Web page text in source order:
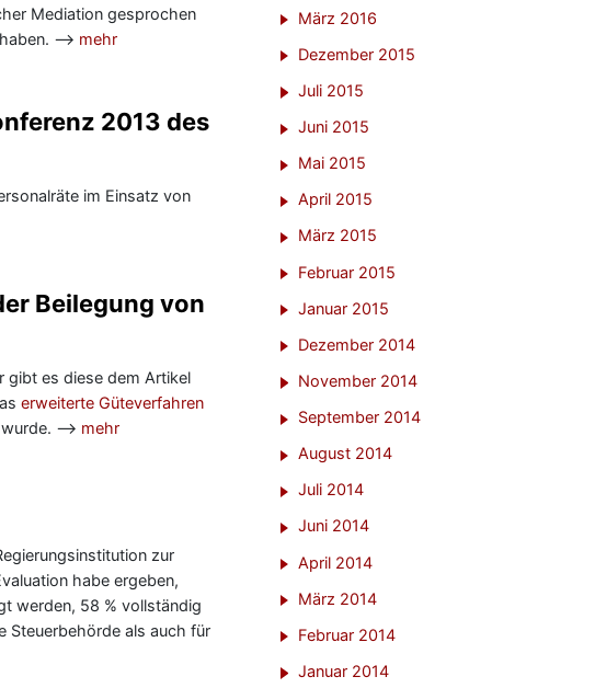
Mediation gesprochen
—> mehr
2013 des
im Einsatz von
Beilegung von
gibt es diese dem Artikel
erweiterte Güteverfahren
—> mehr
zur
habe ergeben,
werden, 58 % vollständig
Steuerbehörde als auch für
März 2016
Dezember 2015
Juli 2015
Juni 2015
Mai 2015
April 2015
März 2015
Februar 2015
Januar 2015
Dezember 2014
November 2014
September 2014
August 2014
Juli 2014
Juni 2014
April 2014
März 2014
Februar 2014
Januar 2014